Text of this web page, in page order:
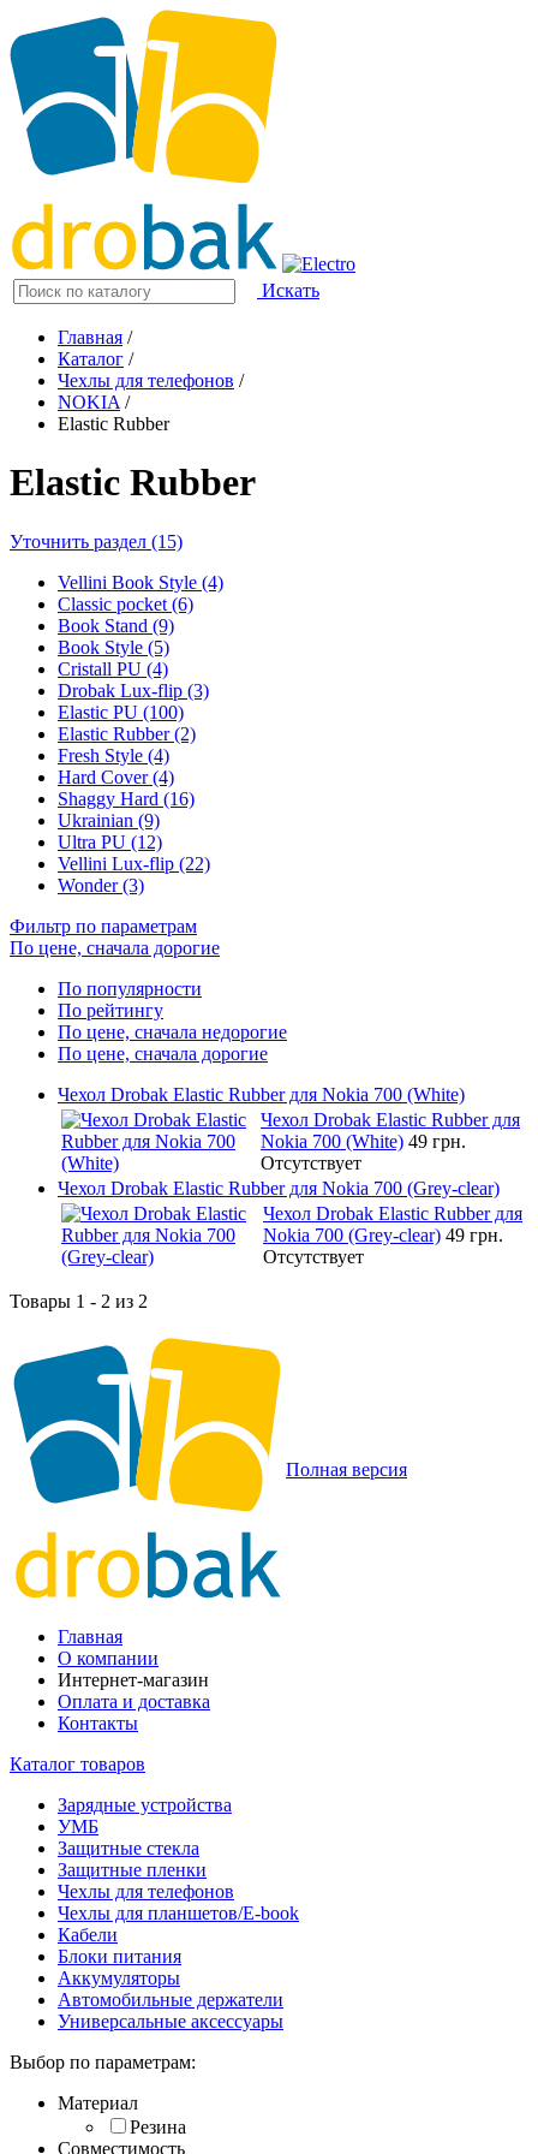
Искать
Главная /
Каталог /
Чехлы для телефонов /
NOKIA /
Elastic Rubber
Elastic Rubber
Уточнить раздел (15)
Vellini Book Style (4)
Classic pocket (6)
Book Stand (9)
Book Style (5)
Cristall PU (4)
Drobak Lux-flip (3)
Elastic PU (100)
Elastic Rubber (2)
Fresh Style (4)
Hard Cover (4)
Shaggy Hard (16)
Ukrainian (9)
Ultra PU (12)
Vellini Lux-flip (22)
Wonder (3)
Фильтр по параметрам
По цене, сначала дорогие
По популярности
По рейтингу
По цене, сначала недорогие
По цене, сначала дорогие
Чехол Drobak Elastic Rubber для Nokia 700 (White)
Чехол Drobak Elastic Rubber для
Nokia 700 (White) 49 грн.
Отсутствует
Чехол Drobak Elastic Rubber для Nokia 700 (Grey-clear)
Чехол Drobak Elastic Rubber для
Nokia 700 (Grey-clear) 49 грн.
Отсутствует
Товары 1 - 2 из 2
Полная версия
Главная
О компании
Интернет-магазин
Оплата и доставка
Контакты
Каталог товаров
Зарядные устройства
УМБ
Защитные стекла
Защитные пленки
Чехлы для телефонов
Чехлы для планшетов/E-book
Кабели
Блоки питания
Аккумуляторы
Автомобильные держатели
Универсальные аксессуары
Выбор по параметрам:
Материал
Резина
Совместимость